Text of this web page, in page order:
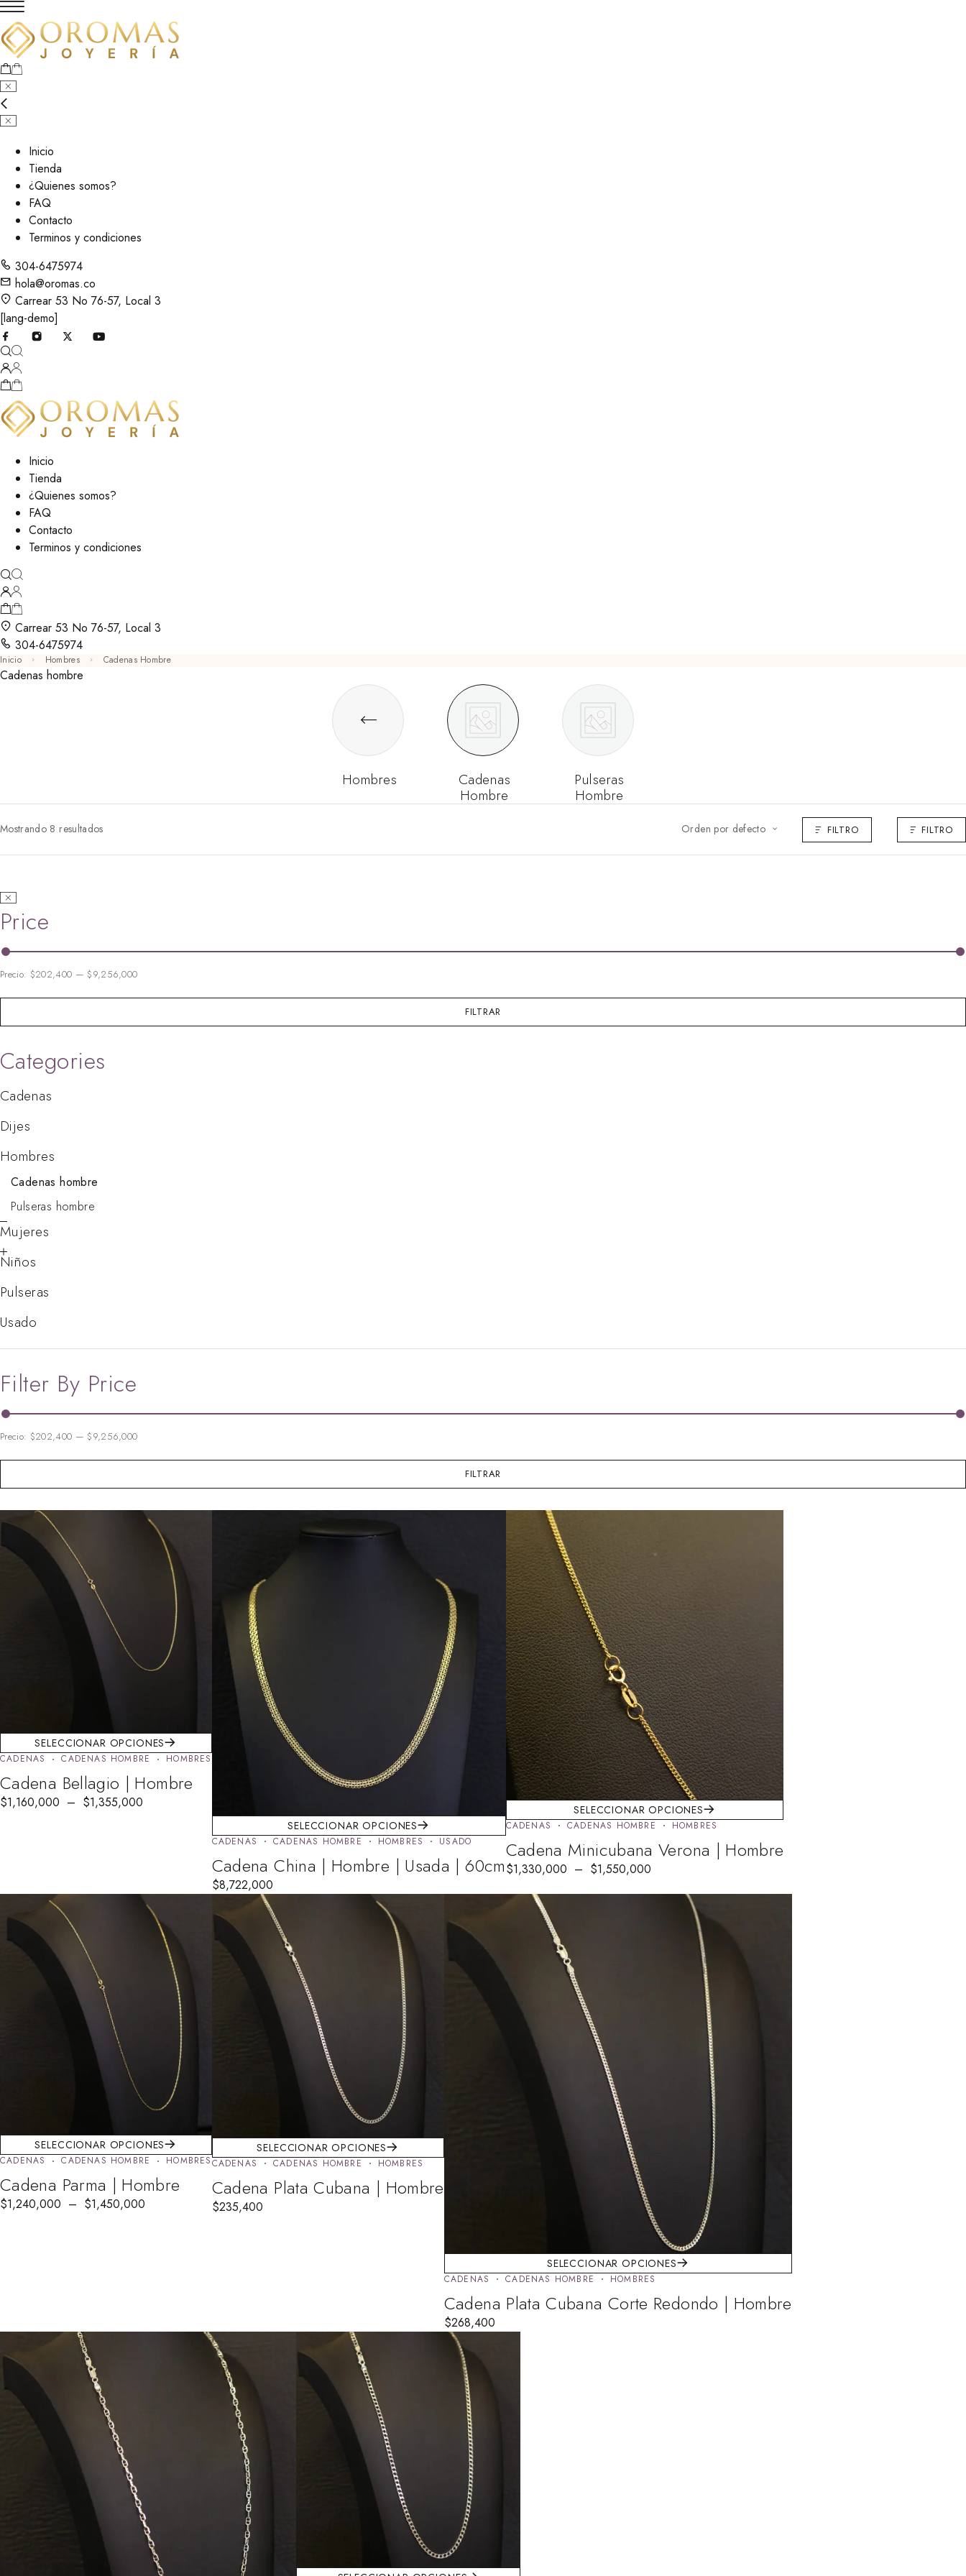
Inicio
Tienda
¿Quienes somos?
FAQ
Contacto
Terminos y condiciones
304-6475974
hola@oromas.co
Carrear 53 No 76-57, Local 3
[lang-demo]
Inicio
Tienda
¿Quienes somos?
FAQ
Contacto
Terminos y condiciones
Carrear 53 No 76-57, Local 3
304-6475974
Inicio Hombres Cadenas Hombre
Cadenas hombre
Hombres
Cadenas
Hombre
Pulseras
Hombre
Mostrando 8 resultados Orden por defecto FILTRO FILTRO
Price
FILTRAR
Precio: $202,400 —$9,256,000
Categories
Cadenas
Dijes
Hombres
Cadenas hombre
Pulseras hombre
Mujeres
Niños
Pulseras
Usado
Filter By Price
FILTRAR
Precio: $202,400 —$9,256,000
SELECCIONAR OPCIONES
CADENAS CADENAS HOMBRE HOMBRES
Cadena Bellagio | Hombre
$1,160,000 – $1,355,000
SELECCIONAR OPCIONES
CADENAS CADENAS HOMBRE HOMBRES USADO
Cadena China | Hombre | Usada | 60cm
$8,722,000
SELECCIONAR OPCIONES
CADENAS CADENAS HOMBRE HOMBRES
Cadena Minicubana Verona | Hombre
$1,330,000 – $1,550,000
SELECCIONAR OPCIONES
CADENAS CADENAS HOMBRE HOMBRES
Cadena Parma | Hombre
$1,240,000 – $1,450,000
SELECCIONAR OPCIONES
CADENAS CADENAS HOMBRE HOMBRES
Cadena Plata Cubana | Hombre
$235,400
SELECCIONAR OPCIONES
CADENAS CADENAS HOMBRE HOMBRES
Cadena Plata Cubana Corte Redondo | Hombre
$268,400